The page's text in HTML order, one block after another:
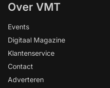
Over VMT
Events
Digitaal Magazine
Klantenservice
Contact
Adverteren